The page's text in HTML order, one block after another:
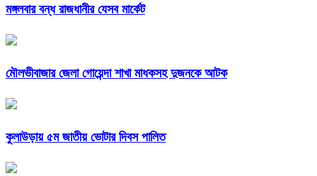
মঙ্গলবার বন্ধ রাজধানীর যেসব মার্কেট
মৌলভীবাজার জেলা গোয়েন্দা শাখা মাধকসহ দুজনকে আটক
কুলাউড়ায় ৫ম জাতীয় ভোটার দিবস পালিত